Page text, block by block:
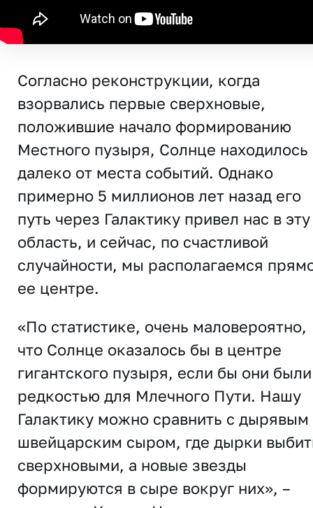
Согласно реконструкции, когда
взорвались первые сверхновые,
положившие начало формированию
Местного пузыря, Солнце находилось
далеко от места событий. Однако
примерно 5 миллионов лет назад его
путь через Галактику привел нас в эту
область, и сейчас, по счастливой
случайности, мы располагаемся
ее центре.
«По статистике, очень маловероятно,
что Солнце оказалось бы в центре
гигантского пузыря, если бы они были
редкостью для Млечного Пути. Нашу
Галактику можно сравнить с дырявым
швейцарским сыром, где дырки
сверхновыми, а новые звезды
формируются в сыре вокруг них», –